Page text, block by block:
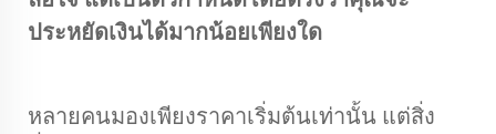
ประหยัดเงินได้มากน้อยเพียงใด
หลายคนมองเพียงราคาเริ่มต้นเท่านั้น แต่สิ่ง